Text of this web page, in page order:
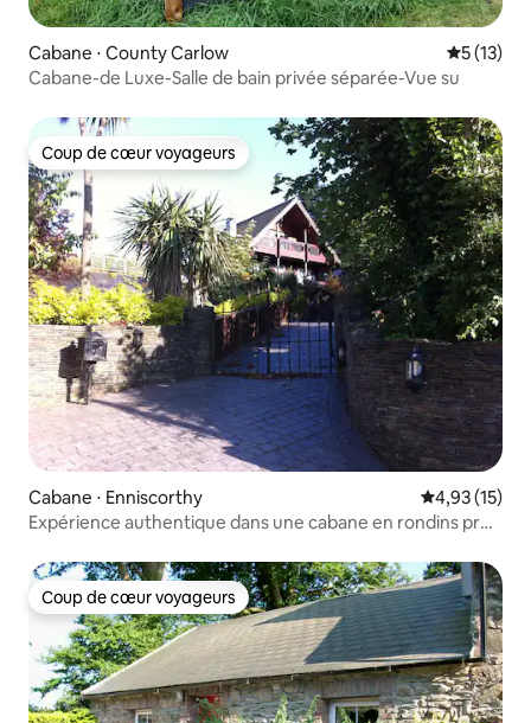
Cabane ⋅ County Carlow
5 (13)
Cabane-de Luxe-Salle de bain privée séparée-Vue su
Coup de cœur voyageurs
Coup de cœur voyageurs
Cabane ⋅ Enniscorthy Évaluation
4,93 (15)
Expérience authentique dans une cabane en rondins près
Coup de cœur voyageurs
Coup de cœur voyageurs